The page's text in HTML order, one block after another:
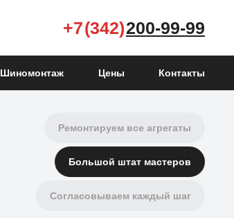
+7 (342)200-99-99
Шиномонтаж Цены Контакты
Чиним автомобили уже 12 лет
Честная и адекватная цена
Много подъемников
Ремонтируем все агрегаты
Большой штат мастеров
Согласовываем каждый шаг